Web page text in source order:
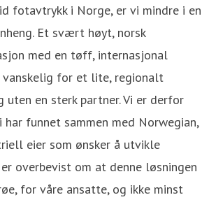
fotavtrykk i Norge, er vi mindre i en
Et svært høyt, norsk
med en tøff, internasjonal
vanskelig for et lite, regionalt
uten en sterk partner. Vi er derfor
funnet sammen med Norwegian,
eier som ønsker å utvikle
er overbevist om at denne løsningen
for våre ansatte, og ikke minst